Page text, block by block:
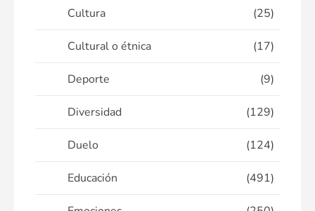
Cultura (25)
Cultural o étnica (17)
Deporte (9)
Diversidad (129)
Duelo (124)
Educación (491)